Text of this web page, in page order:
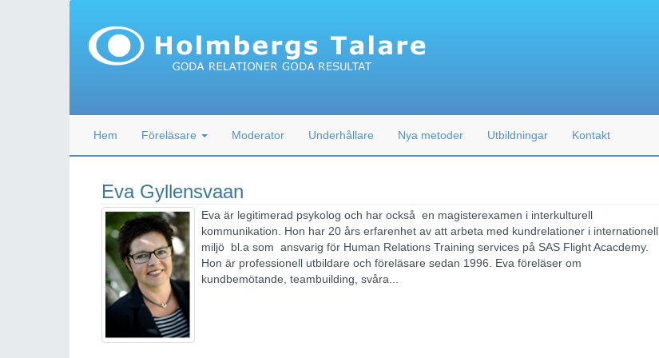
Hem Föreläsare Moderator Underhållare Nya metoder Utbildningar Kontakt
Eva Gyllensvaan
Eva är legitimerad psykolog och har också en magisterexamen i interkulturell
kommunikation. Hon har 20 års erfarenhet av att arbeta med kundrelationer i internationell
miljö bl.a som ansvarig för Human Relations Training services på SAS Flight Acacdemy.
Hon är professionell utbildare och föreläsare sedan 1996. Eva föreläser om
kundbemötande, teambuilding, svåra...